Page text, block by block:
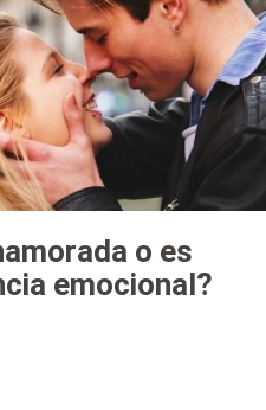
o es
emocional?